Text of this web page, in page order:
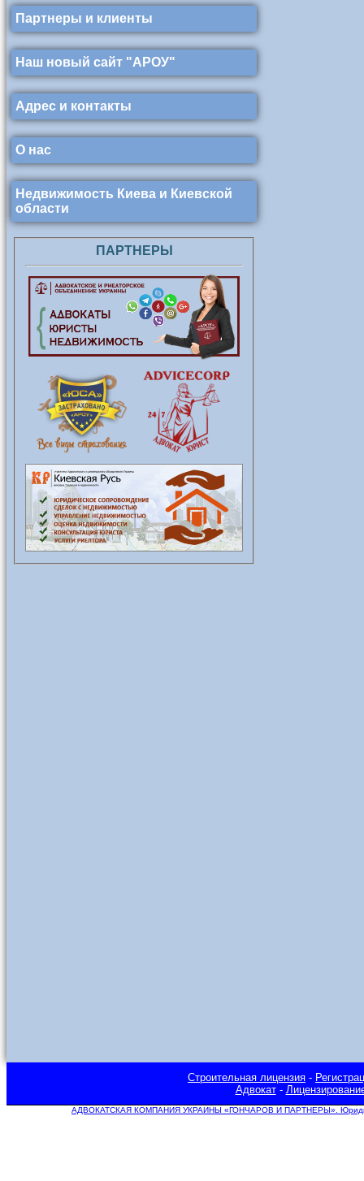
Партнеры и клиенты
Наш новый сайт "АРОУ"
Адрес и контакты
О нас
Недвижимость Киева и Киевской
области
ПАРТНЕРЫ
Строительная лицензия -
Адвокат-
АДВОКАТСКАЯ КОМПАНИЯ УКРАИНЫ «ГОНЧАРОВ И ПАРТНЕРЫ».